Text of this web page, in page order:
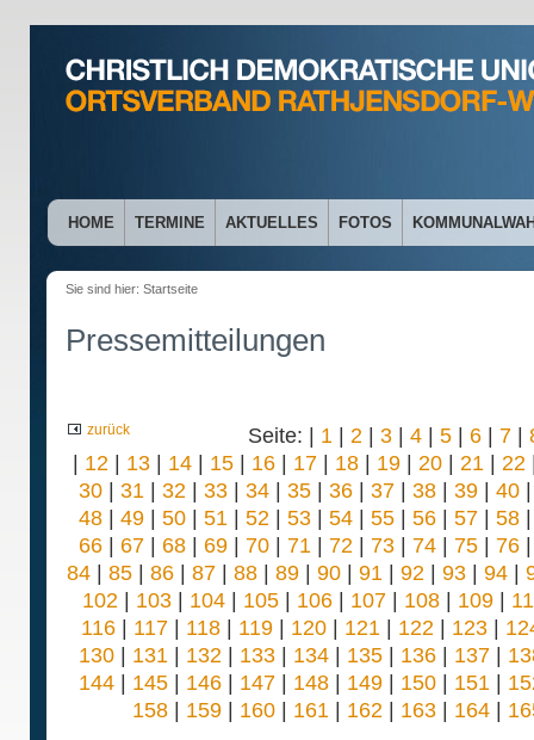
HOME TERMINE AKTUELLES FOTOS
Sie sind hier: Startseite
Pressemitteilungen
zurück Seite: | 1 | 2 | 3 | 4 | 5 | 6 | 7 |
| 12 | 13| 14| 15| 16| 17| 18| 19| 20| 21 | 22
30| 31 | 32 | 33| 34| 35| 36| 37| 38| 39| 40
48| 49| 50| 51 | 52 | 53| 54| 55| 56| 57| 58
66| 67| 68| 69| 70| 71 | 72 | 73| 74| 75| 76
84| 85| 86| 87| 88| 89| 90| 91 | 92 | 93| 94|
102 | 103 | 104 | 105 | 106 | 107 | 108 | 109 |
116| 117| 118| 119| 120| 121 | 122 | 123|
130| 131 | 132 | 133| 134| 135| 136| 137|
144| 145| 146| 147| 148| 149| 150| 151 |
158| 159| 160| 161 | 162 | 163| 164|